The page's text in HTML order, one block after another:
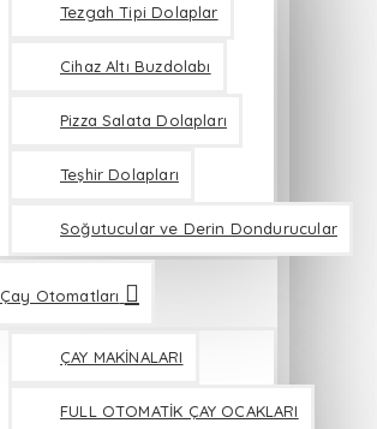
Tezgah Tipi Dolaplar
Cihaz Altı Buzdolabı
Pizza Salata Dolapları
Teşhir Dolapları
Soğutucular ve Derin Dondurucular
Çay Otomatları
ÇAY MAKİNALARI
FULL OTOMATİK ÇAY OCAKLARI